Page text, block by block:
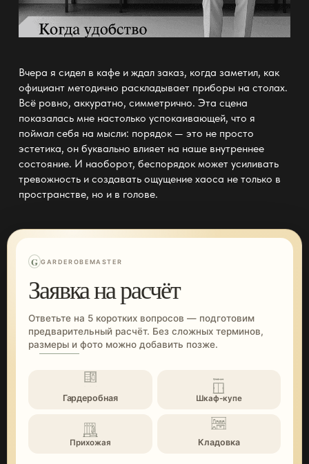
Вчера я сидел в кафе и ждал заказ, когда заметил, как
официант методично раскладывает приборы на столах.
Всё ровно, аккуратно, симметрично. Эта сцена
показалась мне настолько успокаивающей, что я
поймал себя на мысли: порядок — это не просто
эстетика, он буквально влияет на наше внутреннее
состояние. И наоборот, беспорядок может усиливать
тревожность и создавать ощущение хаоса не только в
пространстве, но и в голове.
G GARDEROBEMASTER
Заявка на расчёт
Ответьте на 5 коротких вопросов — подготовим
предварительный расчёт. Без сложных терминов,
размеры и фото можно добавить позже.
Гардеробная Шкаф-купе
Прихожая Кладовка